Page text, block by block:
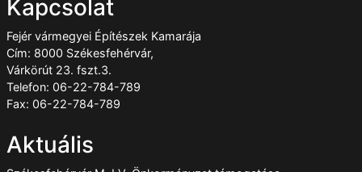
Kapcsolat
Fejér vármegyei Építészek Kamarája
Cím: 8000 Székesfehérvár,
Várkörút 23. fszt.3.
Telefon: 06-22-784-789
Fax: 06-22-784-789
Aktuális